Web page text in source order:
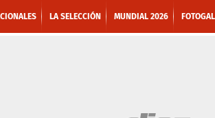
LA SELECCIÓN MUNDIAL 2026